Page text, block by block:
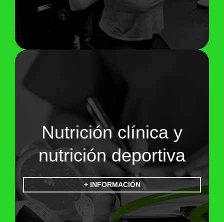
Nutrición clínica y
nutrición deportiva
+ INFORMACIÓN